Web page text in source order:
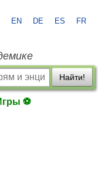
EN DE ES FR
Найти!
⚽